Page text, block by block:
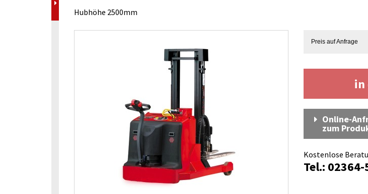
Hubhöhe 2500mm
Preis auf Anfrage
in
Online-
zum
Kostenlose
Tel.: